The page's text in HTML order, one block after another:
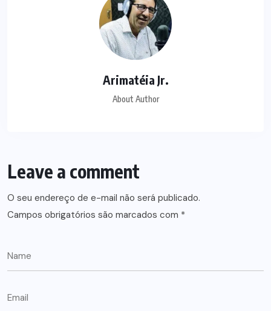
Arimatéia Jr.
About Author
Leave a comment
O seu endereço de e-mail não será publicado.
Campos obrigatórios são marcados com *